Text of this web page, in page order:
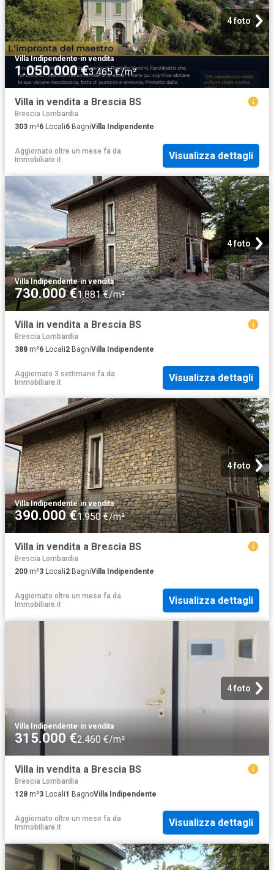
4 foto
Villa Indipendente·in vendita
1.050.000 €3.465 €/m²
Villa in vendita a Brescia BS
Brescia Lombardia
303 m²6 Locali6 BagniVilla Indipendente
Aggiornato oltre un mese fa da
Immobiliare.it
Visualizza dettagli
4 foto
Villa Indipendente·in vendita
730.000 €1.881 €/m²
Villa in vendita a Brescia BS
Brescia Lombardia
388 m²6 Locali2 BagniVilla Indipendente
Aggiornato 3 settimane fa da
Immobiliare.it
Visualizza dettagli
4 foto
Villa Indipendente·in vendita
390.000 €1.950 €/m²
Villa in vendita a Brescia BS
Brescia Lombardia
200 m²3 Locali2 BagniVilla Indipendente
Aggiornato oltre un mese fa da
Immobiliare.it
Visualizza dettagli
4 foto
Villa Indipendente·in vendita
315.000 €2.460 €/m²
Villa in vendita a Brescia BS
Brescia Lombardia
128 m²3 Locali1 BagnoVilla Indipendente
Aggiornato oltre un mese fa da
Immobiliare.it
Visualizza dettagli